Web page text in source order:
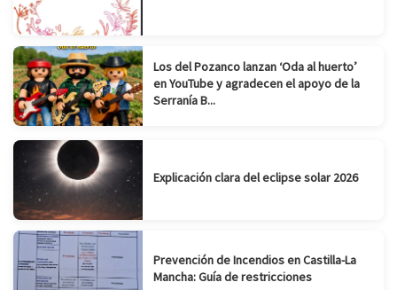
Los del Pozanco lanzan ‘Oda al huerto’
en YouTube y agradecen el apoyo de la
Serranía B...
Explicación clara del eclipse solar 2026
Prevención de Incendios en Castilla-La
Mancha: Guía de restricciones